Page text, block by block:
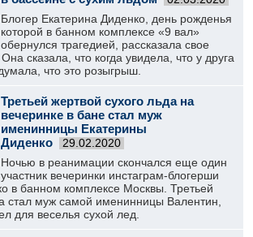
Блогер Екатерина Диденко, день рожденья
которой в банном комплексе «9 вал»
обернулся трагедией, рассказала свое
сказала, что когда увидела, что у друга
что это розыгрыш.
Третьей жертвой сухого льда на
вечеринке в бане стал муж
именинницы Екатерины
Диденко
29.02.2020
Ночью в реанимации скончался еще один
участник вечеринки инстаграм-блогерши
в банном комплексе Москвы. Третьей
стал муж самой именинницы Валентин,
для веселья сухой лед.